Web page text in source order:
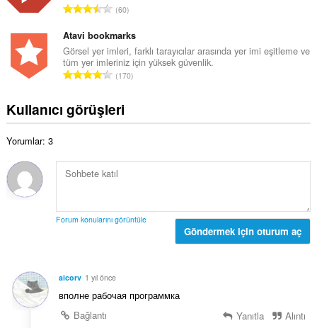
:a
y
ı
s
ı
:
m
y
s
a
y
s
ı
T
p
l
a
m
y
s
ı
s
60
Atavi bookmarks
Görsel yer imleri, farklı tarayıcılar arasında yer imi eşitleme ve
tüm yer imleriniz için yüksek güvenlik.
T
l
o
y
y
:
170
Kullanıcı görüşleri
Yorumlar: 3
Forum konularını görüntüle
Göndermek için oturum aç
aicorv 1 yıl önce
вполне рабочая программка
Bağlantı
Yanıtla Alıntı